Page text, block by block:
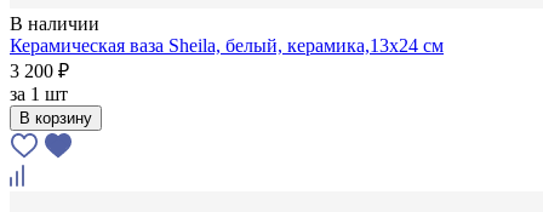
В наличии
Керамическая ваза Sheila, белый, керамика,13х24 см
3 200 ₽
за 1 шт
В корзину